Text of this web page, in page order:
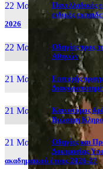
22 Μαι, 26
Πανελλαδικές
ειδικές
2026
22 Μαι, 26
Οδηγίες προς
Αθηνών
21 Μαι, 26
Επιτυχής
21 Μαι, 26
Καινοτόμος
Βιώσιμη
21 Μαι, 26
Οδηγίες και
Δοκιμασίας
ακαδημαϊκού έτους 2026-27